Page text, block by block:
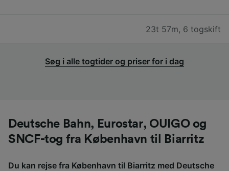
23t 57m, 6 togskift
Søg i alle togtider og priser for i dag
Deutsche Bahn, Eurostar, OUIGO og
SNCF-tog fra København til Biarritz
Du kan rejse fra København til Biarritz med Deutsche